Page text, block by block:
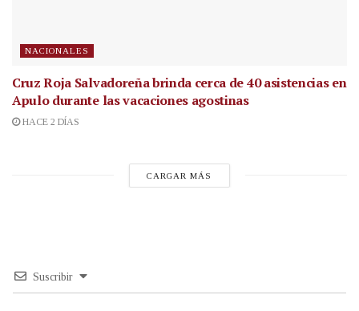
NACIONALES
Cruz Roja Salvadoreña brinda cerca de 40 asistencias en
Apulo durante las vacaciones agostinas
HACE 2 DÍAS
CARGAR MÁS
Suscribir